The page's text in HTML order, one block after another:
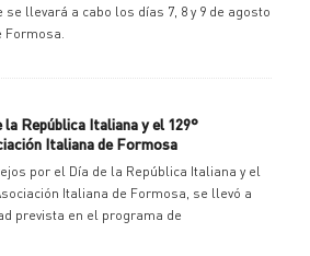
llevará a cabo los días 7, 8 y 9 de agosto
Formosa.
República Italiana y el 129°
Italiana de Formosa
por el Día de la República Italiana y el
Italiana de Formosa, se llevó a
prevista en el programa de